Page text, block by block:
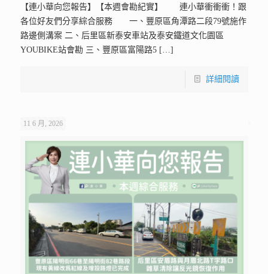
【連小華向您報告】【本週會勘紀實】 連小華衝衝衝！跟
各位好友們分享綜合服務 一、豐原區角潭路二段79號施作
路邊側溝案 二、后里區新泰安車站及泰安鐵道文化園區
YOUBIKE站會勘 三、豐原區富陽路5[…]
詳細閱讀
11 6 月, 2026